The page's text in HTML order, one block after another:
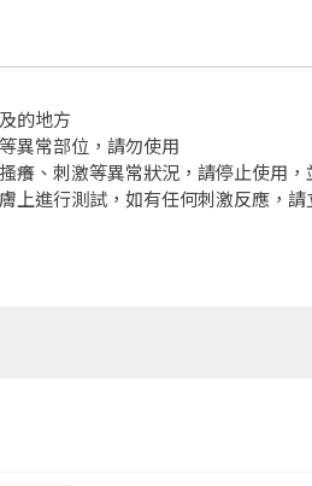
的地方
異常部位，請勿使用
癢、刺激等異常狀況，請停止使用
上進行測試，如有任何刺激反應，